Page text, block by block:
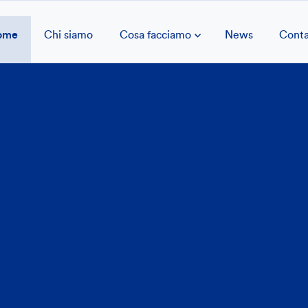
Chi siamo Cosa facciamo News